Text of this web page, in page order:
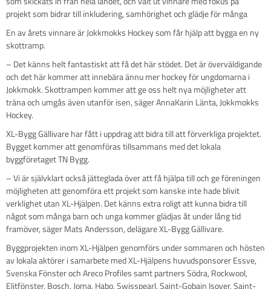
projekt som bidrar till inkludering, samhörighet och glädje för många
En av årets vinnare är Jokkmokks Hockey som får hjälp att bygga en ny
skottramp.
– Det känns helt fantastiskt att få det här stödet. Det är överväldigande
och det här kommer att innebära ännu mer hockey för ungdomarna i
Jokkmokk. Skottrampen kommer att ge oss helt nya möjligheter att
träna och umgås även utanför isen, säger AnnaKarin Länta, Jokkmokks
Hockey.
XL-Bygg Gällivare har fått i uppdrag att bidra till att förverkliga projektet.
Bygget kommer att genomföras tillsammans med det lokala
byggföretaget TN Bygg.
– Vi är självklart också jätteglada över att få hjälpa till och ge föreningen
möjligheten att genomföra ett projekt som kanske inte hade blivit
verklighet utan XL-Hjälpen. Det känns extra roligt att kunna bidra till
något som många barn och unga kommer glädjas åt under lång tid
framöver, säger Mats Andersson, delägare XL-Bygg Gällivare.
Byggprojekten inom XL-Hjälpen genomförs under sommaren och hösten
av lokala aktörer i samarbete med XL-Hjälpens huvudsponsorer Essve,
Svenska Fönster och Areco Profiles samt partners Södra, Rockwool,
Elitfönster, Bosch, Joma, Habo, Swisspearl, Saint-Gobain Isover, Saint-